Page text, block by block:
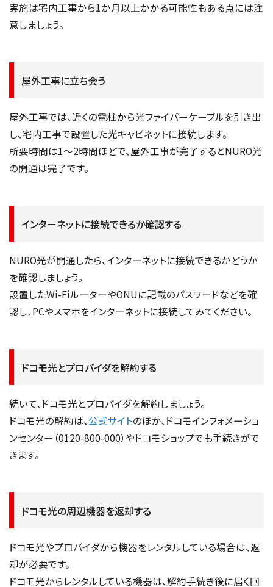
実施は宅内工事から1か月以上かかる可能性もある点には注
意しましょう。
屋外工事に立ち会う
屋外工事では、近くの電柱から光ファイバーケーブルを引き出
し、宅内工事で設置した光キャビネットに接続します。
所要時間は1〜2時間ほどで、屋外工事が完了するとNURO光
の開通は完了です。
インターネットに接続できるか確認する
NURO光が開通したら、インターネットに接続できるかどうか
を確認しましょう。
設置したWi-FiルーターやONUに記載のパスワードなどを確
認し、PCやスマホをインターネットに接続してみてください。
ドコモ光とプロバイダを解約する
続いて、ドコモ光とプロバイダを解約しましょう。
ドコモ光の解約は、公式サイトのほか、ドコモインフォメーショ
ンセンター（0120-800-000）やドコモショップでも手続きがで
きます。
ドコモ光の周辺機器を返却する
ドコモ光やプロバイダから機器をレンタルしている場合は、返
却が必要です。
ドコモ光からレンタルしている機器は、解約手続き後に届く回